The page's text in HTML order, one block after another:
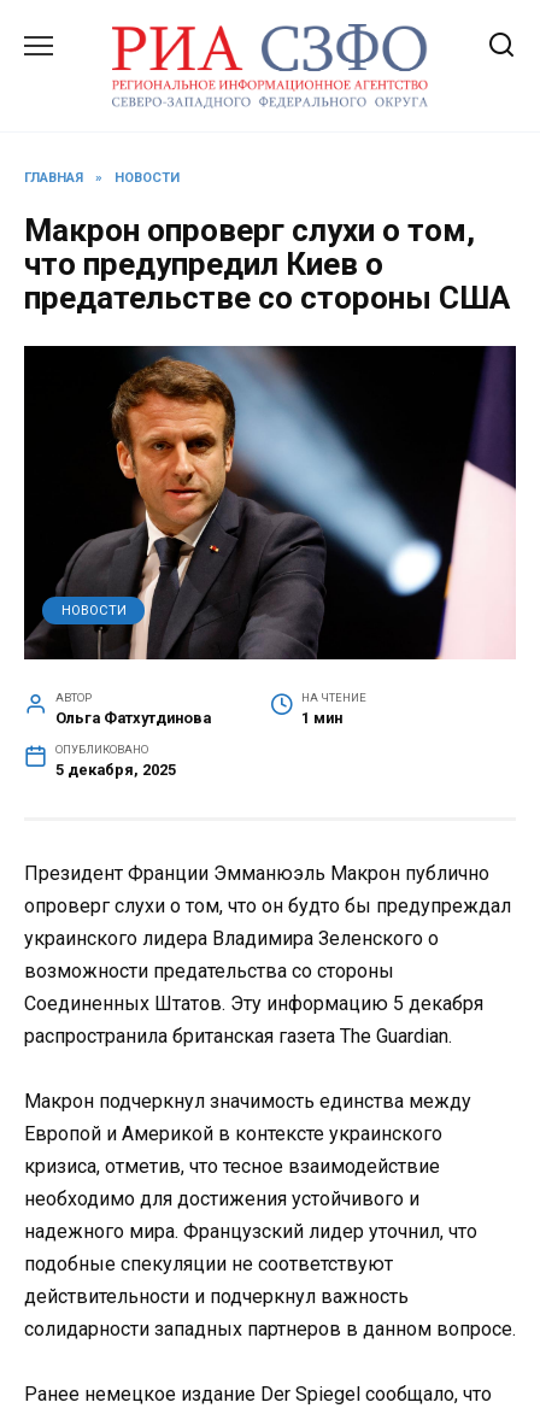
содержанию
ГЛАВНАЯ » НОВОСТИ
Макрон опроверг слухи о том,
что предупредил Киев о
предательстве со стороны США
НОВОСТИ
АВТОР
Ольга Фатхутдинова
НА ЧТЕНИЕ
1 мин
ОПУБЛИКОВАНО
5 декабря, 2025
Президент Франции Эмманюэль Макрон публично
опроверг слухи о том, что он будто бы предупреждал
украинского лидера Владимира Зеленского о
возможности предательства со стороны
Соединенных Штатов. Эту информацию 5 декабря
распространила британская газета The Guardian.
Макрон подчеркнул значимость единства между
Европой и Америкой в контексте украинского
кризиса, отметив, что тесное взаимодействие
необходимо для достижения устойчивого и
надежного мира. Французский лидер уточнил, что
подобные спекуляции не соответствуют
действительности и подчеркнул важность
солидарности западных партнеров в данном вопросе.
Ранее немецкое издание Der Spiegel сообщало, что